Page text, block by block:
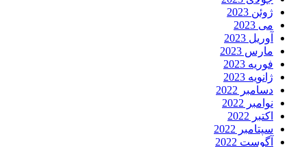
ژوئن 2023
می 2023
آوریل 2023
مارس 2023
فوریه 2023
ژانویه 2023
دسامبر 2022
نوامبر 2022
اکتبر 2022
سپتامبر 2022
آگوست 2022